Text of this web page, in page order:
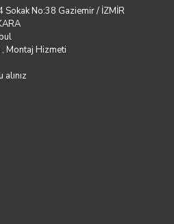
No:38 Gaziemir / İZMİR
Montaj Hizmeti